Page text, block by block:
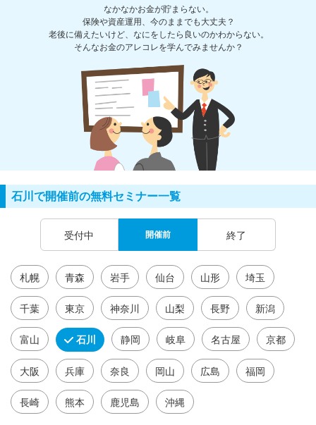
なかなかお金が貯まらない。
保険や資産運用、今のままでも大丈夫？
老後に備えたいけど、なにをしたら良いのかわからない。
そんなお金のアレコレを学んでみませんか？
石川で開催前の無料セミナー一覧
受付中 開催前 終了
札幌 青森 岩手 仙台 山形 埼玉
千葉 東京 神奈川 山梨 長野 新潟
富山 石川 静岡 岐阜 名古屋 京都
大阪 兵庫 奈良 岡山 広島 福岡
長崎 熊本 鹿児島 沖縄